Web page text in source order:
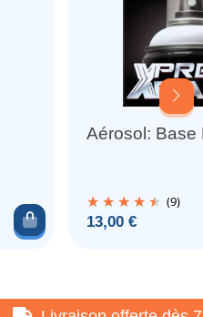
Ajouter au panier
Aérosol: Base
(9)
Prix
13,00 €